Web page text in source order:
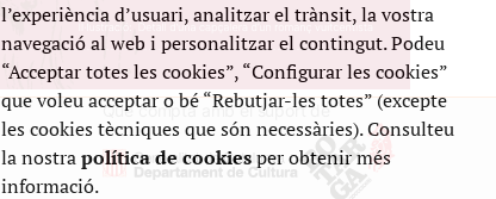
Que compta amb el suport de
l’experiència d’usuari, analitzar el trànsit, la vostra
navegació al web i personalitzar el contingut. Podeu
“Acceptar totes les cookies”, “Configurar les cookies”
que voleu acceptar o bé “Rebutjar-les totes” (excepte
les cookies tècniques que són necessàries). Consulteu
la nostrapolítica de cookiesper obtenir més
informació.